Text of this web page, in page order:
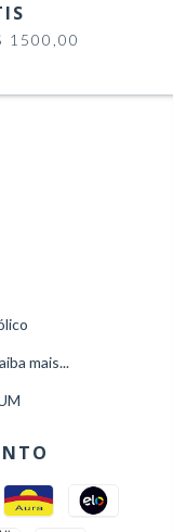
1500,00
mais...